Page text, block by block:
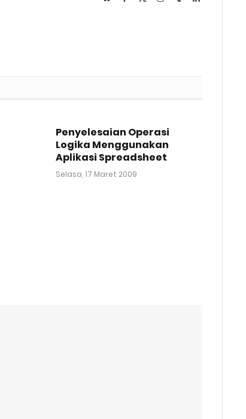
Penyelesaian Operasi
Logika Menggunakan
Aplikasi Spreadsheet
Selasa, 17 Maret 2009